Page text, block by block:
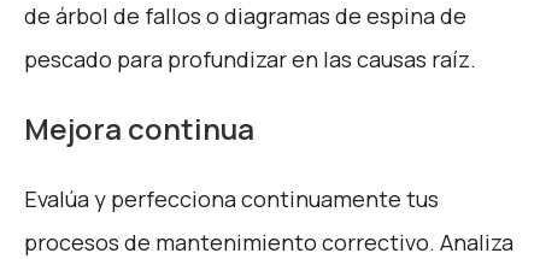
de árbol de fallos o diagramas de espina de
pescado para profundizar en las causas raíz.
Mejora continua
Evalúa y perfecciona continuamente tus
procesos de mantenimiento correctivo. Analiza